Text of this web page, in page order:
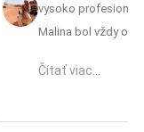
vysoko
Malina bol vždy
výsledkom som
Čítať viac...